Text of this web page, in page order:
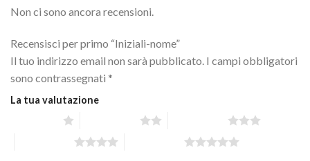
Non ci sono ancora recensioni.
Recensisci per primo “Iniziali-nome”
Il tuo indirizzo email non sarà pubblicato. I campi obbligatori
sono contrassegnati *
La tua valutazione